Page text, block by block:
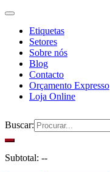
Etiquetas
Setores
Sobre nós
Blog
Contacto
Orçamento Expresso
Loja Online
Buscar:
Subtotal: --